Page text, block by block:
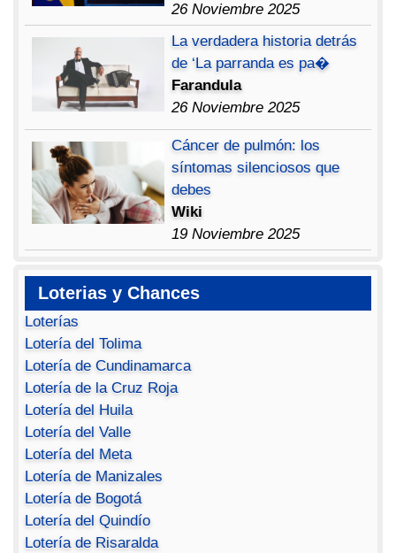
26 Noviembre 2025
La verdadera historia detrás
de ‘La parranda es pa�
Farandula
26 Noviembre 2025
Cáncer de pulmón: los
síntomas silenciosos que
debes
Wiki
19 Noviembre 2025
Loterias y Chances
Loterías
Lotería del Tolima
Lotería de Cundinamarca
Lotería de la Cruz Roja
Lotería del Huila
Lotería del Valle
Lotería del Meta
Lotería de Manizales
Lotería de Bogotá
Lotería del Quindío
Lotería de Risaralda